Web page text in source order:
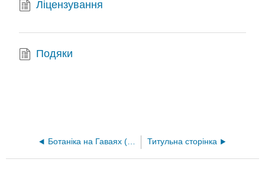
Ліцензування
Подяки
Титульна сторінка